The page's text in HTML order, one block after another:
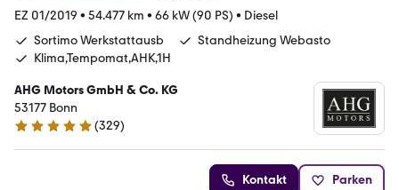
EZ 01/2019 • 54.477 km • 66 kW (90 PS) • Diesel
Sortimo Werkstattausb
Standheizung Webasto
Klima,Tempomat,AHK,1H
AHG Motors GmbH & Co. KG
53177 Bonn
4.8 Sterne
(329)
Kontakt Parken